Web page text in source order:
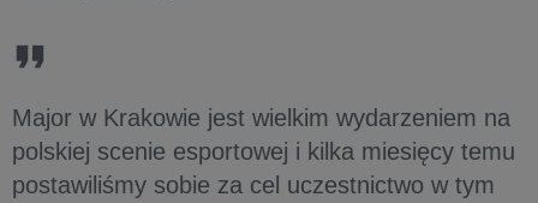
Major w Krakowie jest wielkim wydarzeniem na
polskiej scenie esportowej i kilka miesięcy temu
postawiliśmy sobie za cel uczestnictwo w tym